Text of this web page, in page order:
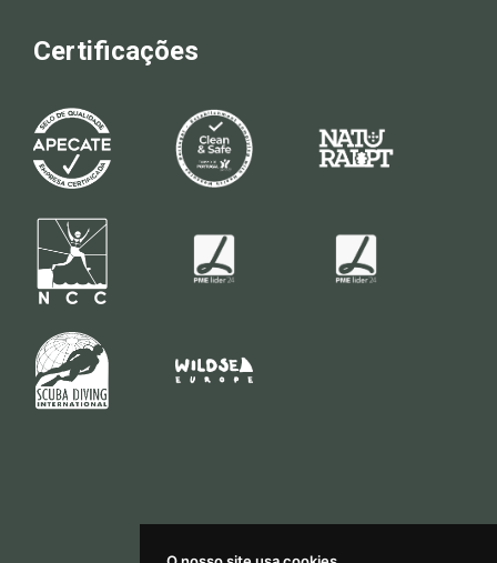
Certificações